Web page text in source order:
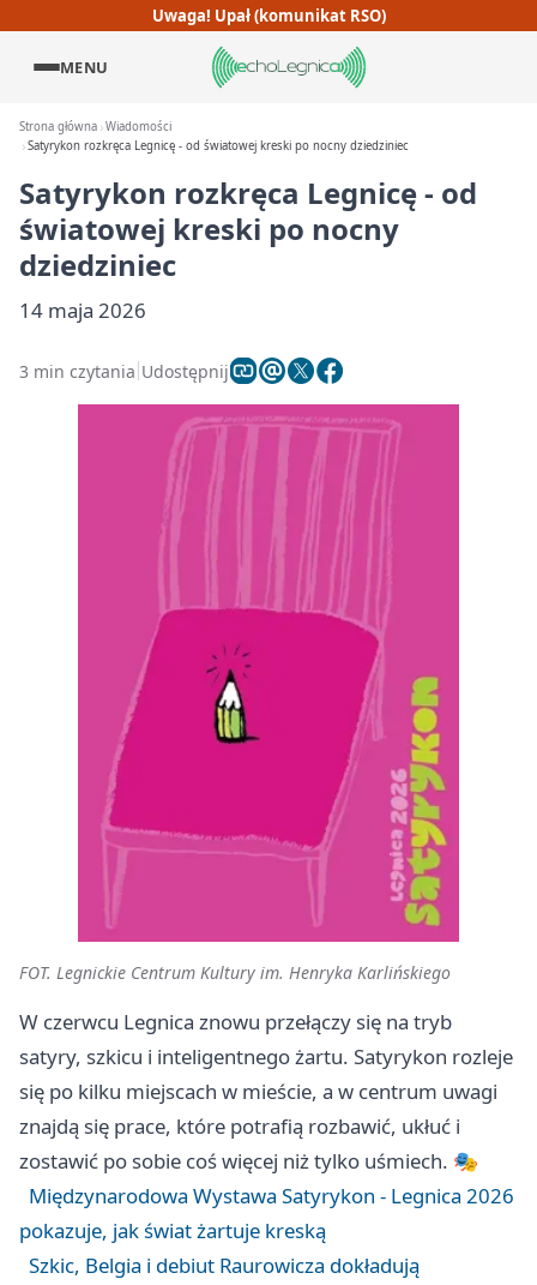
Uwaga! Upał (komunikat RSO)
MENU
Strona główna Wiadomości
Satyrykon rozkręca Legnicę - od światowej kreski po nocny dziedziniec
Satyrykon rozkręca Legnicę - od
światowej kreski po nocny
dziedziniec
14 maja 2026
3 min czytania Udostępnij
FOT. Legnickie Centrum Kultury im. Henryka Karlińskiego
W czerwcu Legnica znowu przełączy się na tryb
satyry, szkicu i inteligentnego żartu. Satyrykon rozleje
się po kilku miejscach w mieście, a w centrum uwagi
znajdą się prace, które potrafią rozbawić, ukłuć i
zostawić po sobie coś więcej niż tylko uśmiech. 🎭
Międzynarodowa Wystawa Satyrykon - Legnica 2026
pokazuje, jak świat żartuje kreską
Szkic, Belgia i debiut Raurowicza dokładują